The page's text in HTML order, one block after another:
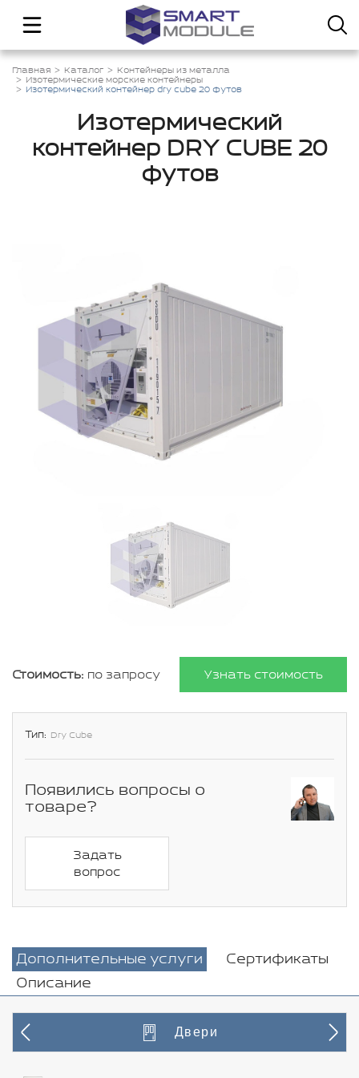
Главная Каталог
Контейнеры из металла
Изотермические морские контейнеры
Изотермический контейнер dry cube 20 футов
Изотермический
контейнер DRY CUBE 20
футов
Стоимость: по запросу Узнать стоимость
Тип: Dry Cube
Появились вопросы о
товаре?
Задать
вопрос
Дополнительные услуги
Сертификаты
Описание
Двери